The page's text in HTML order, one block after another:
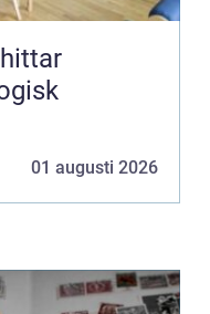
01 augusti 2026